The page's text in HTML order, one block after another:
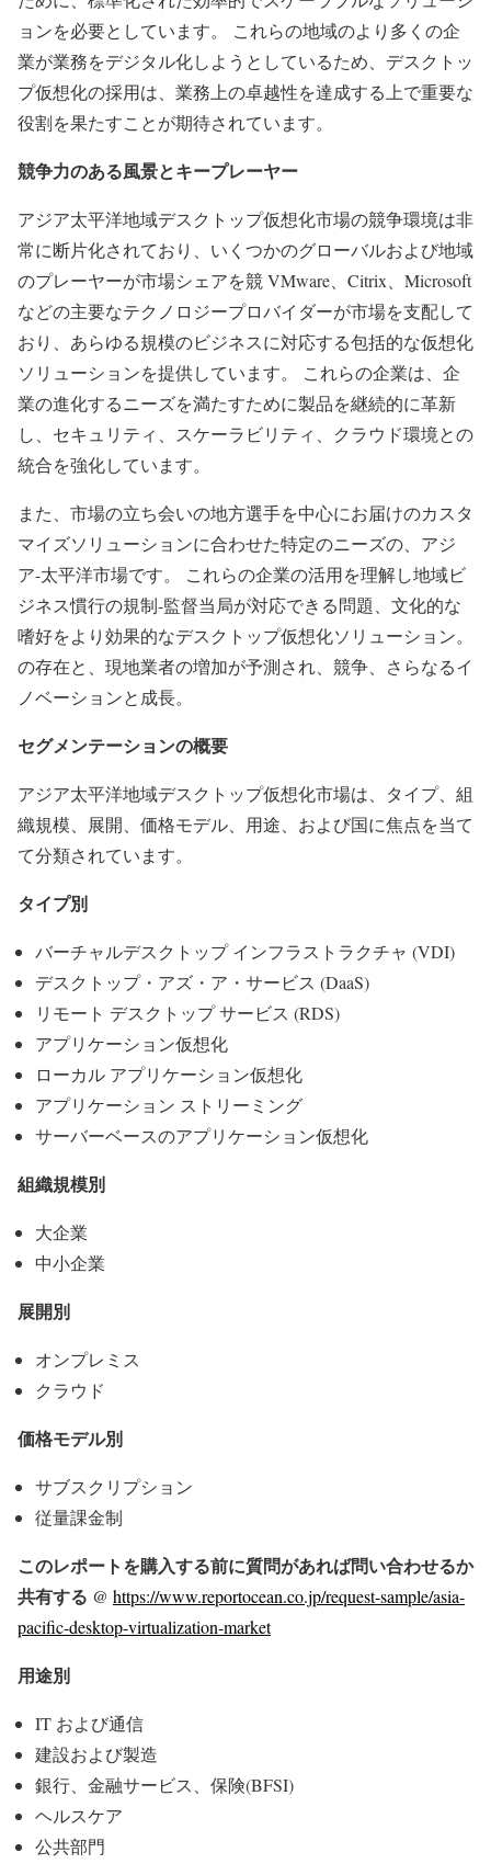
ョンを必要としています。 これらの地域のより多くの企
業が業務をデジタル化しようとしているため、デスクトッ
プ仮想化の採用は、業務上の卓越性を達成する上で重要な
役割を果たすことが期待されています。
競争力のある風景とキープレーヤー
アジア太平洋地域デスクトップ仮想化市場の競争環境は非
常に断片化されており、いくつかのグローバルおよび地域
のプレーヤーが市場シェアを競 VMware、Citrix、Microsoft
などの主要なテクノロジープロバイダーが市場を支配して
おり、あらゆる規模のビジネスに対応する包括的な仮想化
ソリューションを提供しています。 これらの企業は、企
業の進化するニーズを満たすために製品を継続的に革新
し、セキュリティ、スケーラビリティ、クラウド環境との
統合を強化しています。
また、市場の立ち会いの地方選手を中心にお届けのカスタ
マイズソリューションに合わせた特定のニーズの、アジ
ア-太平洋市場です。 これらの企業の活用を理解し地域ビ
ジネス慣行の規制-監督当局が対応できる問題、文化的な
嗜好をより効果的なデスクトップ仮想化ソリューション。
の存在と、現地業者の増加が予測され、競争、さらなるイ
ノベーションと成長。
セグメンテーションの概要
アジア太平洋地域デスクトップ仮想化市場は、タイプ、組
織規模、展開、価格モデル、用途、および国に焦点を当て
て分類されています。
タイプ別
バーチャルデスクトップ インフラストラクチャ (VDI)
デスクトップ・アズ・ア・サービス (DaaS)
リモート デスクトップ サービス (RDS)
アプリケーション仮想化
ローカル アプリケーション仮想化
アプリケーション ストリーミング
サーバーベースのアプリケーション仮想化
組織規模別
大企業
中小企業
展開別
オンプレミス
クラウド
価格モデル別
サブスクリプション
従量課金制
このレポートを購入する前に質問があれば問い合わせるか
共有する @ https://www.reportocean.co.jp/request-sample/asia-
pacific-desktop-virtualization-market
用途別
IT および通信
建設および製造
銀行、金融サービス、保険(BFSI)
ヘルスケア
公共部門